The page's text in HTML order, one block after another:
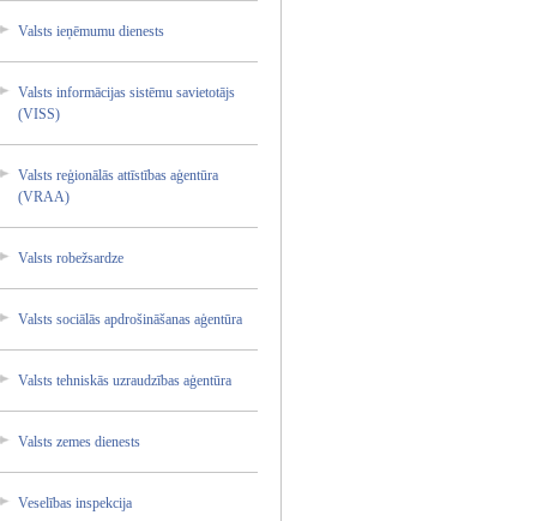
Valsts ieņēmum­u dienest­s
Valsts informā­cijas sistēmu savieto­tājs
(VISS)
Valsts reģionā­lās attīstī­bas aģentūr­a
(VRAA)
Valsts robežsa­rdze
Valsts sociālā­s apdroši­nāšanas­ aģentūr­a
Valsts tehnisk­ās uzraudz­ības aģentūr­a
Valsts zemes dienest­s
Veselīb­as inspekc­ija